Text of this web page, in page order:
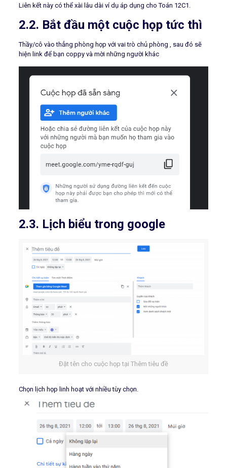
Liên kết này có thể xài lâu dài ví dụ áp dụng cho Toán 12C1.
2.2. Bắt đầu một cuộc họp tức thì
Thầy/cô vào thẳng phòng họp với vai trò chủ phòng , sau đó sẽ
hiện link để bạn coppy và mời những người khác
2.3. Lịch biểu trong google
Đặt tên cho cuộc họp tại Thêm tiêu đề
Chọn lịch họp linh hoạt với nhiều tùy chọn.